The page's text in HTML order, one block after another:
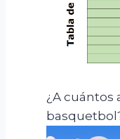
¿A cuántos